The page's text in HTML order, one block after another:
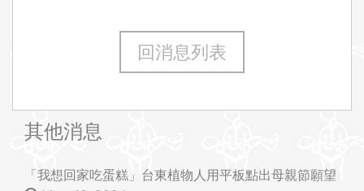
回消息列表
其他消息
「我想回家吃蛋糕」台東植物人用平板點出母親節願望